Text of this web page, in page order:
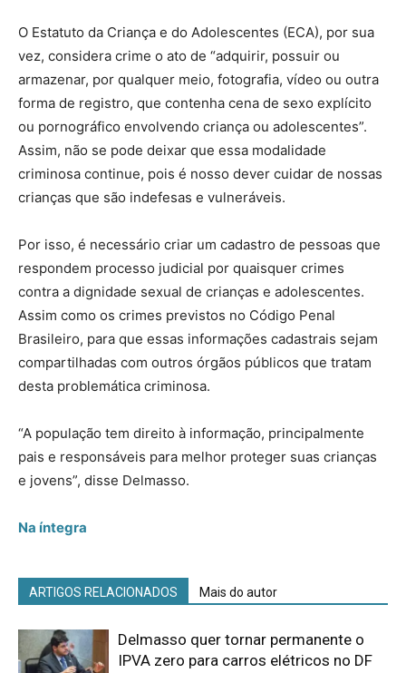
O Estatuto da Criança e do Adolescentes (ECA), por sua
vez, considera crime o ato de “adquirir, possuir ou
armazenar, por qualquer meio, fotografia, vídeo ou outra
forma de registro, que contenha cena de sexo explícito
ou pornográfico envolvendo criança ou adolescentes”.
Assim, não se pode deixar que essa modalidade
criminosa continue, pois é nosso dever cuidar de nossas
crianças que são indefesas e vulneráveis.
Por isso, é necessário criar um cadastro de pessoas que
respondem processo judicial por quaisquer crimes
contra a dignidade sexual de crianças e adolescentes.
Assim como os crimes previstos no Código Penal
Brasileiro, para que essas informações cadastrais sejam
compartilhadas com outros órgãos públicos que tratam
desta problemática criminosa.
“A população tem direito à informação, principalmente
pais e responsáveis para melhor proteger suas crianças
e jovens”, disse Delmasso.
Na íntegra
ARTIGOS RELACIONADOS Mais do autor
Delmasso quer tornar permanente o
IPVA zero para carros elétricos no DF